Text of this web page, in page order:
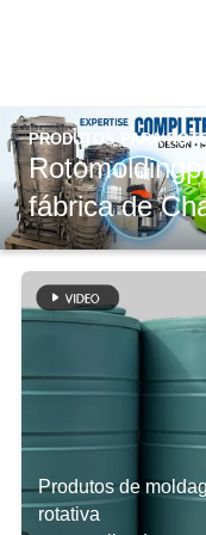
CASA
PRODUTOS
VÍDEOS
NÓS
DA
PRODUTOS PARA
fábrica de
Plastics
Produtos de
rotativa